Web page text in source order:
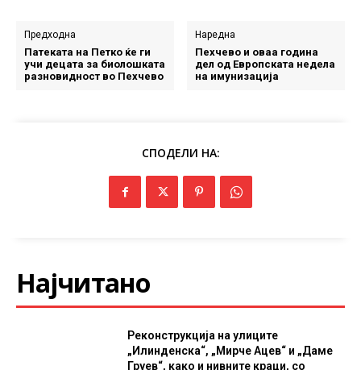
Предходна
Патеката на Петко ќе ги
учи децата за биолошката
разновидност во Пехчево
Наредна
Пехчево и оваа година
дел од Европската недела
на имунизација
СПОДЕЛИ НА:
Најчитано
Реконструкција на улиците
„Илинденска“, „Мирче Ацев“ и „Даме
Груев“, како и нивните краци, со